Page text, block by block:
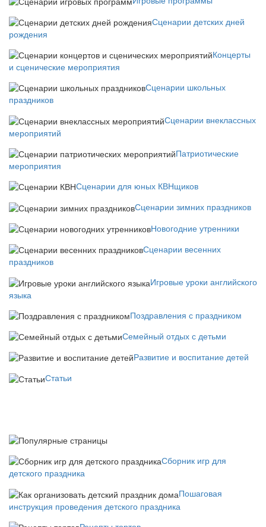
Сценарии детских дней
рождения
Концерты
и сценические мероприятия
Сценарии школьных
праздников
Сценарии внеклассных
мероприятий
Патриотические
мероприятия
Сценарии для юных КВНщиков
Сценарии зимних праздников
Новогодние утренники
Сценарии весенних
праздников
Игровые уроки английского
языка
Поздравления с праздником
Семейный отдых с детьми
Развитие и воспитание детей
Статьи
Сборник игр для
детского праздника
Пошаговая
инструкция проведения детского праздника